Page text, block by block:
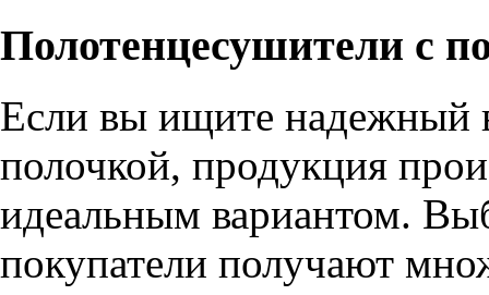
Полотенцесушители с
Если вы ищите надежный
полочкой, продукция
идеальным вариантом.
покупатели получают